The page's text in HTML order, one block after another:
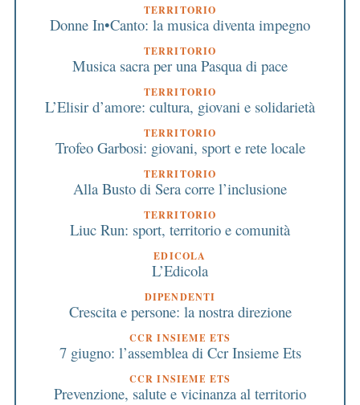
TERRITORIO
Donne In•Canto: la musica diventa impegno
TERRITORIO
Musica sacra per una Pasqua di pace
TERRITORIO
L’Elisir d’amore: cultura, giovani e solidarietà
TERRITORIO
Trofeo Garbosi: giovani, sport e rete locale
TERRITORIO
Alla Busto di Sera corre l’inclusione
TERRITORIO
Liuc Run: sport, territorio e comunità
EDICOLA
L’Edicola
DIPENDENTI
Crescita e persone: la nostra direzione
CCR INSIEME ETS
7 giugno: l’assemblea di Ccr Insieme Ets
CCR INSIEME ETS
Prevenzione, salute e vicinanza al territorio